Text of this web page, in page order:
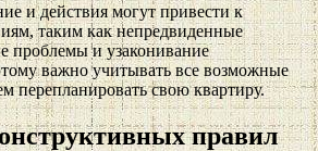
и действия могут привести к
таким как непредвиденные
проблемы и узаконивание
важно учитывать все возможные
перепланировать свою квартиру.
правил